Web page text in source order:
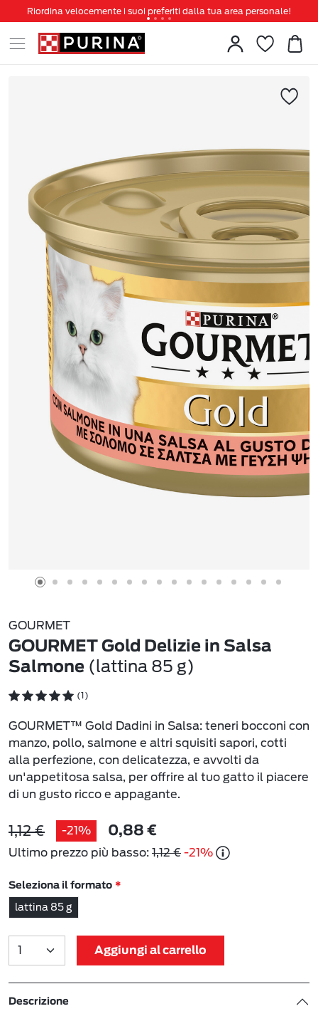
Riordina velocemente i suoi preferiti dalla tua area personale!
Tanti sconti e novità ti aspettano, non perderteli!
Spedizione gratuita a partire da 49 €
GOURMET
GOURMET Gold Delizie in Salsa
Salmone (lattina 85 g)
(1)
GOURMET™ Gold Dadini in Salsa: teneri bocconi con
manzo, pollo, salmone e altri squisiti sapori, cotti
alla perfezione, con delicatezza, e avvolti da
un'appetitosa salsa, per offrire al tuo gatto il piacere
di un gusto ricco e appagante.
1,12 € -21% 0,88 €
Ultimo prezzo più basso: 1,12 € -21%
Seleziona il formato
lattina 85 g
Aggiungi al carrello
Descrizione